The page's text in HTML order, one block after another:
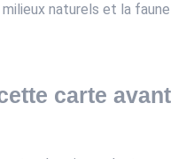
naturels et la faune
carte avant